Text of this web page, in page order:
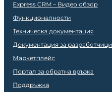
Express CRM – Видео обзор
Функционалности
Техническа документация
Документация за разработчици
Маркетплейс
Портал за обратна връзка
Поддръжка